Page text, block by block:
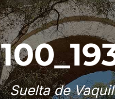
Suelta de